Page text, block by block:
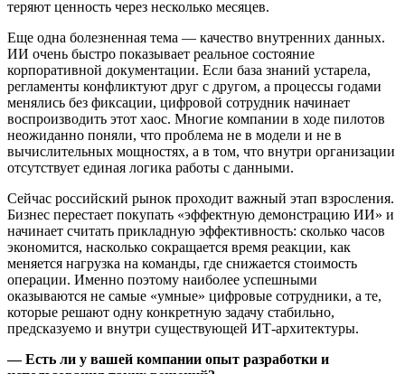
теряют ценность через несколько месяцев.
Еще одна болезненная тема — качество внутренних данных.
ИИ очень быстро показывает реальное состояние
корпоративной документации. Если база знаний устарела,
регламенты конфликтуют друг с другом, а процессы годами
менялись без фиксации, цифровой сотрудник начинает
воспроизводить этот хаос. Многие компании в ходе пилотов
неожиданно поняли, что проблема не в модели и не в
вычислительных мощностях, а в том, что внутри организации
отсутствует единая логика работы с данными.
Сейчас российский рынок проходит важный этап взросления.
Бизнес перестает покупать «эффектную демонстрацию ИИ» и
начинает считать прикладную эффективность: сколько часов
экономится, насколько сокращается время реакции, как
меняется нагрузка на команды, где снижается стоимость
операции. Именно поэтому наиболее успешными
оказываются не самые «умные» цифровые сотрудники, а те,
которые решают одну конкретную задачу стабильно,
предсказуемо и внутри существующей ИТ-архитектуры.
— Есть ли у вашей компании опыт разработки и